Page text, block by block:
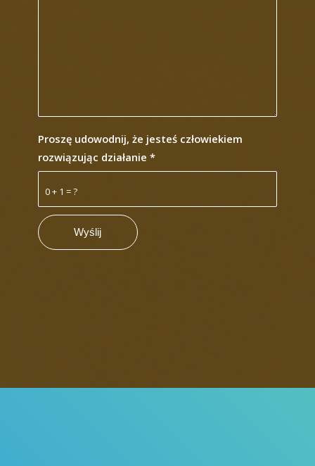
0 + 1 = ?
Proszę udowodnij, że jesteś człowiekiem
rozwiązując działanie *